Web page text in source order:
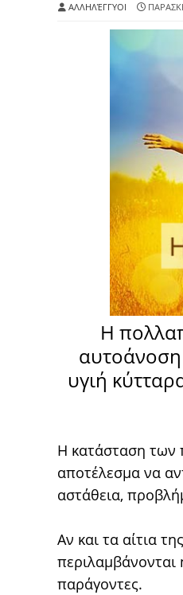
ΑΛΛΗΛΈΓΓΥΟΙ
Η
αυτοάνοση
υγιή
Η κατάσταση των
αποτέλεσμα να
αστάθεια,
Αν και τα αίτια
περιλαμβάνονται
παράγοντες.